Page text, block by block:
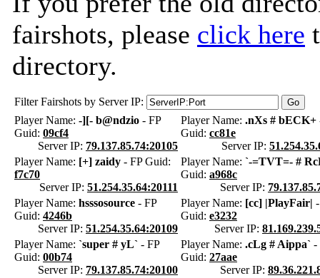
fairshots, please click here
directory.
Filter Fairshots by Server IP:
Player Name: -][- b@ndzio - FP
Guid: 09cf4
Server IP: 79.137.85.74:20105
Player Name: .nXs # bECK+
Guid: cc81e
Server IP:
Player Name: [+] zaidy - FP Guid:
f7c70
Server IP: 51.254.35.64:20111
Player Name: `-=TVT=- #
Guid: a968c
Server IP:
Player Name: hsssosource - FP
Guid: 4246b
Server IP: 51.254.35.64:20109
Player Name: [cc] |PlayFair|
Guid: e3232
Server IP:
Player Name: `super # yL` - FP
Guid: 00b74
Server IP: 79.137.85.74:20100
Player Name: .cLg # Aippa` -
Guid: 27aae
Server IP: